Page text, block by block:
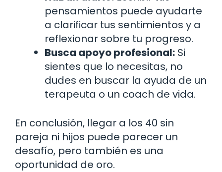
pensamientos puede ayudarte
a clarificar tus sentimientos y a
reflexionar sobre tu progreso.
Busca apoyo profesional: Si
sientes que lo necesitas, no
dudes en buscar la ayuda de un
terapeuta o un coach de vida.
En conclusión, llegar a los 40 sin
pareja ni hijos puede parecer un
desafío, pero también es una
oportunidad de oro.